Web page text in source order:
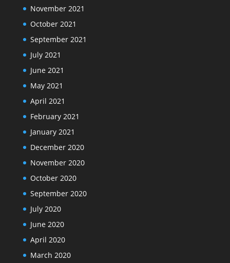
November 2021
October 2021
September 2021
July 2021
June 2021
May 2021
April 2021
February 2021
January 2021
December 2020
November 2020
October 2020
September 2020
July 2020
June 2020
April 2020
March 2020